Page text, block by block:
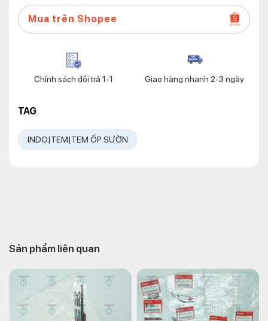
Mua trên Shopee
Chính sách đổi trả 1-1 Giao hàng nhanh 2-3 ngày
TAG
INDO|TEM|TEM ỐP SƯỜN
Sản phẩm liên quan